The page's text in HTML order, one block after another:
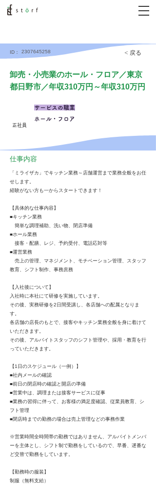
ID： 2307645258 < 戻る
卸売・小売業のホール・フロア／東京
都日野市／年収310万円～年収310万円
正社員
サービスの職業
ホール・フロア
仕事内容
「ミライザカ」でキッチン業務～店舗運営まで業務全般をお任
せします。
経験がない方も一からスタートできます！
【具体的な仕事内容】
■キッチン業務
簡単な調理補助、洗い物、閉店準備
■ホール業務
接客・配膳、レジ、予約受付、電話応対等
■運営業務
売上の管理、マネジメント、モチベーション管理、スタッフ
教育、シフト制作、事務庶務
【入社後について】
入社時に本社にて研修を実施しています。
その後、実務研修を2日間受講し、各店舗への配属となりま
す。
各店舗の店長のもとで、接客やキッチン業務全般を身に着けて
いただきます。
その後、アルバイトスタッフのシフト管理や、採用・教育を行
っていただきます。
【1日のスケジュール（一例）】
■社内メールの確認
■前日の閉店時の確認と開店の準備
■営業中は、調理または接客サービスに従事
■業務の習得に伴って、お客様の満足度確認、従業員教育、シ
フト管理
■閉店時までの勤務の場合は売上管理などの事務作業
※営業時間全時間帯の勤務ではありません、アルバイトメンバ
ーを主体とし、シフト制で勤務をしているので、早番、遅番な
ど交替で勤務をしています。
【勤務時の服装】
制服（無料支給）